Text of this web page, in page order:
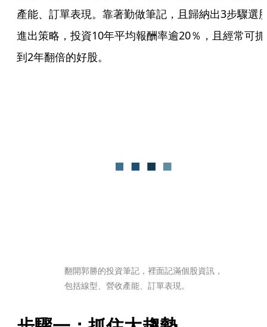
產能、訂單表現。靠著勤做筆記，且歸納出3步驟選
進出策略，投資10年平均報酬率逾20％，且經常可抓
到2年翻倍的好股。
翻開郭勝的投資筆記，裡面記滿個股資訊，
包括線型、營收產能、訂單表現。